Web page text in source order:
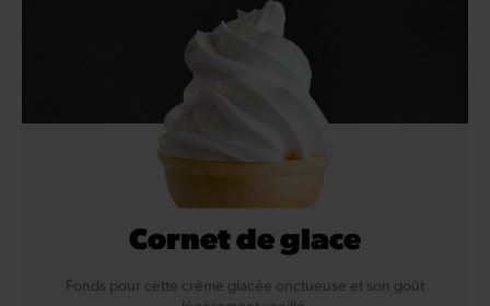
Cornet de glace
Fonds pour cette crème glacée onctueuse et son goût